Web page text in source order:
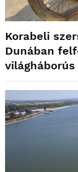
Korabeli
Dunában